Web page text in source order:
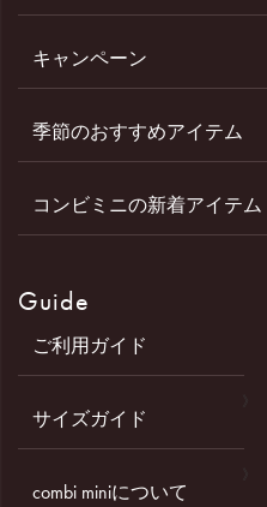
キャンペーン
季節のおすすめアイテム
コンビミニの新着アイテム
Guide
ご利用ガイド
サイズガイド
combi miniについて